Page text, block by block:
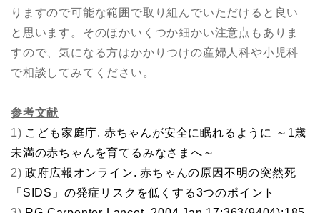
りますので可能な範囲で取り組んでいただけると良い
と思います。そのほかいくつか細かい注意点もありま
すので、気になる方はかかりつけの産婦人科や小児科
で相談してみてください。
参考文献
1) こども家庭庁. 赤ちゃんが安全に眠れるように ～1歳
未満の赤ちゃんを育てるみなさまへ～
2)政府広報オンライン. 赤ちゃんの原因不明の突然死
「SIDS」の発症リスクを低くする3つのポイント